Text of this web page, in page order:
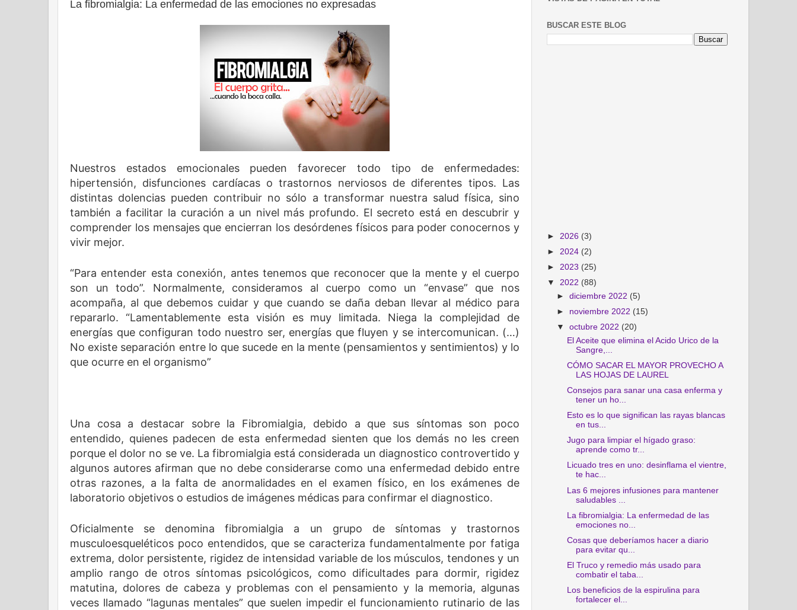
La fibromialgia: La enfermedad de las emociones no expresadas
Nuestros estados emocionales pueden favorecer todo tipo de enfermedades:
hipertensión, disfunciones cardíacas o trastornos nerviosos de diferentes tipos. Las
distintas dolencias pueden contribuir no sólo a transformar nuestra salud física, sino
también a facilitar la curación a un nivel más profundo. El secreto está en descubrir y
comprender los mensajes que encierran los desórdenes físicos para poder conocernos y
vivir mejor.
“Para entender esta conexión, antes tenemos que reconocer que la mente y el cuerpo
son un todo”. Normalmente, consideramos al cuerpo como un “envase” que nos
acompaña, al que debemos cuidar y que cuando se daña deban llevar al médico para
repararlo. “Lamentablemente esta visión es muy limitada. Niega la complejidad de
energías que configuran todo nuestro ser, energías que fluyen y se intercomunican. (…)
No existe separación entre lo que sucede en la mente (pensamientos y sentimientos) y lo
que ocurre en el organismo”
Una cosa a destacar sobre la Fibromialgia, debido a que sus síntomas son poco
entendido, quienes padecen de esta enfermedad sienten que los demás no les creen
porque el dolor no se ve. La fibromialgia está considerada un diagnostico controvertido y
algunos autores afirman que no debe considerarse como una enfermedad debido entre
otras razones, a la falta de anormalidades en el examen físico, en los exámenes de
laboratorio objetivos o estudios de imágenes médicas para confirmar el diagnostico.
Oficialmente se denomina fibromialgia a un grupo de síntomas y trastornos
musculoesqueléticos poco entendidos, que se caracteriza fundamentalmente por fatiga
extrema, dolor persistente, rigidez de intensidad variable de los músculos, tendones y un
amplio rango de otros síntomas psicológicos, como dificultades para dormir, rigidez
matutina, dolores de cabeza y problemas con el pensamiento y la memoria, algunas
veces llamado “lagunas mentales” que suelen impedir el funcionamiento rutinario de las
BUSCAR ESTE BLOG
► 2026 (3)
► 2024 (2)
► 2023 (25)
▼ 2022 (88)
►diciembre 2022 (5)
► noviembre 2022 (15)
▼octubre 2022 (20)
El Aceite que elimina el Acido Urico de la
Sangre,...
CÓMO SACAR EL MAYOR PROVECHO A
LAS HOJAS DE LAUREL
Consejos para sanar una casa enferma y
tener un ho...
Esto es lo que significan las rayas blancas
en tus...
Jugo para limpiar el hígado graso:
aprende como tr...
Licuado tres en uno: desinflama el vientre,
te hac...
Las 6 mejores infusiones para mantener
saludables ...
La fibromialgia: La enfermedad de las
emociones no...
Cosas que deberíamos hacer a diario
para evitar qu...
El Truco y remedio más usado para
combatir el taba...
Los beneficios de la espirulina para
fortalecer el...